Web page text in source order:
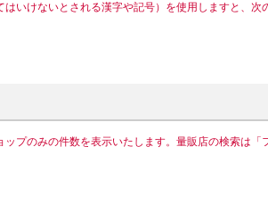
いけないとされる漢字や記号）を使用しますと、次
プのみの件数を表示いたします。量販店の検索は「